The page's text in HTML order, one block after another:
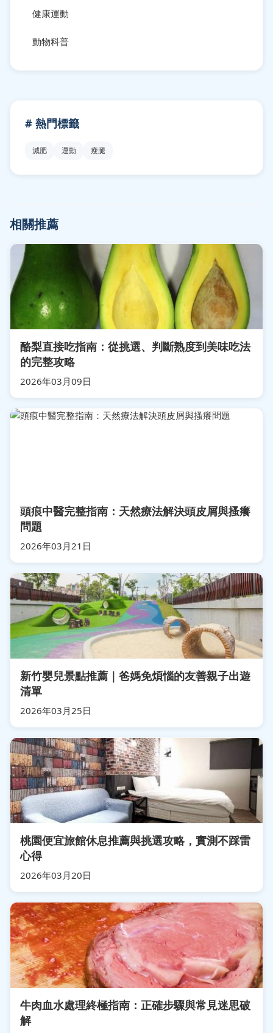
健康運動
動物科普
# 熱門標籤
減肥 運動 瘦腿
相關推薦
酪梨直接吃指南：從挑選、判斷熟度到美味吃法
的完整攻略
2026年03月09日
頭痕中醫完整指南：天然療法解決頭皮屑與搔癢
問題
2026年03月21日
新竹嬰兒景點推薦｜爸媽免煩惱的友善親子出遊
清單
2026年03月25日
桃園便宜旅館休息推薦與挑選攻略，實測不踩雷
心得
2026年03月20日
牛肉血水處理終極指南：正確步驟與常見迷思破
解